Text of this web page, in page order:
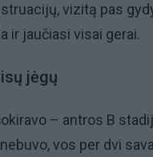
vizitą pas
ir jaučiasi visai gerai.
jėgų
– antros B
vos per dvi